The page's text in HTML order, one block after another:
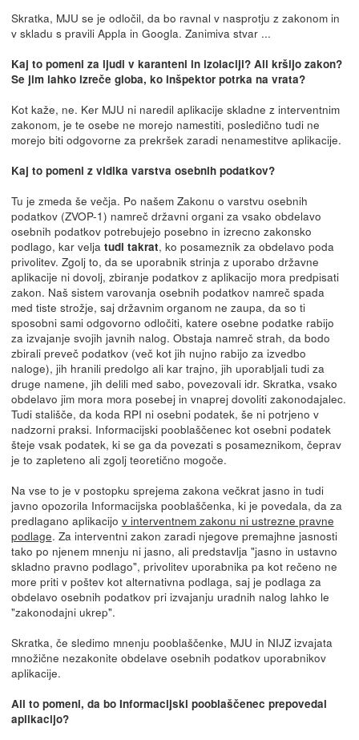
Skratka, MJU se je odločil, da bo ravnal v nasprotju z zakonom in
v skladu s pravili Appla in Googla. Zanimiva stvar ...
Kaj to pomeni za ljudi v karanteni in izolaciji? Ali kršijo zakon?
Se jim lahko izreče globa, ko inšpektor potrka na vrata?
Kot kaže, ne. Ker MJU ni naredil aplikacije skladne z interventnim
zakonom, je te osebe ne morejo namestiti, posledično tudi ne
morejo biti odgovorne za prekršek zaradi nenamestitve aplikacije.
Kaj to pomeni z vidika varstva osebnih podatkov?
Tu je zmeda še večja. Po našem Zakonu o varstvu osebnih
podatkov (ZVOP-1) namreč državni organi za vsako obdelavo
osebnih podatkov potrebujejo posebno in izrecno zakonsko
podlago, kar velja tudi takrat, ko posameznik za obdelavo poda
privolitev. Zgolj to, da se uporabnik strinja z uporabo državne
aplikacije ni dovolj, zbiranje podatkov z aplikacijo mora predpisati
zakon. Naš sistem varovanja osebnih podatkov namreč spada
med tiste strožje, saj državnim organom ne zaupa, da so ti
sposobni sami odgovorno odločiti, katere osebne podatke rabijo
za izvajanje svojih javnih nalog. Obstaja namreč strah, da bodo
zbirali preveč podatkov (več kot jih nujno rabijo za izvedbo
naloge), jih hranili predolgo ali kar trajno, jih uporabljali tudi za
druge namene, jih delili med sabo, povezovali idr. Skratka, vsako
obdelavo jim mora mora posebej in vnaprej dovoliti zakonodajalec.
Tudi stališče, da koda RPI ni osebni podatek, še ni potrjeno v
nadzorni praksi. Informacijski pooblaščenec kot osebni podatek
šteje vsak podatek, ki se ga da povezati s posameznikom, čeprav
je to zapleteno ali zgolj teoretično mogoče.
Na vse to je v postopku sprejema zakona večkrat jasno in tudi
javno opozorila Informacijska pooblaščenka, ki je povedala, da za
predlagano aplikacijo v interventnem zakonu ni ustrezne pravne
podlage. Za interventni zakon zaradi njegove premajhne jasnosti
tako po njenem mnenju ni jasno, ali predstavlja "jasno in ustavno
skladno pravno podlago", privolitev uporabnika pa kot rečeno ne
more priti v poštev kot alternativna podlaga, saj je podlaga za
obdelavo osebnih podatkov pri izvajanju uradnih nalog lahko le
"zakonodajni ukrep".
Skratka, če sledimo mnenju pooblaščenke, MJU in NIJZ izvajata
množične nezakonite obdelave osebnih podatkov uporabnikov
aplikacije.
Ali to pomeni, da bo Informacijski pooblaščenec prepovedal
aplikacijo?